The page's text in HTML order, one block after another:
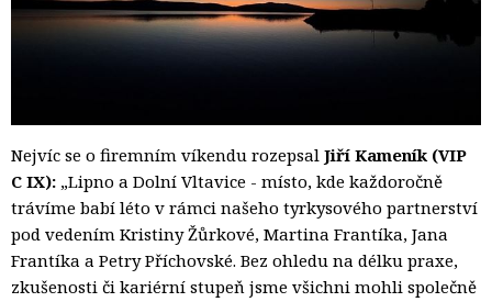
Nejvíc se o firemním víkendu rozepsal Jiří Kameník (VIP
C IX): „Lipno a Dolní Vltavice - místo, kde každoročně
trávíme babí léto v rámci našeho tyrkysového partnerství
pod vedením Kristiny Žůrkové, Martina Frantíka, Jana
Frantíka a Petry Příchovské. Bez ohledu na délku praxe,
zkušenosti či kariérní stupeň jsme všichni mohli společně